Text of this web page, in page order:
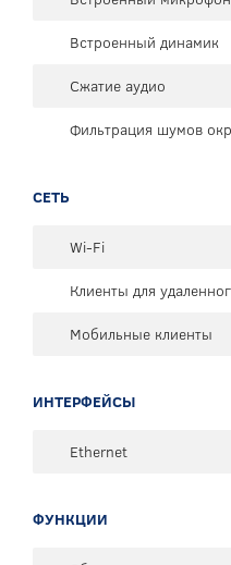
Встроенный динамик
Сжатие аудио
Фильтрация шумов
СЕТЬ
Wi-Fi
Клиенты для
Мобильные клиенты
ИНТЕРФЕЙСЫ
Ethernet
ФУНКЦИИ